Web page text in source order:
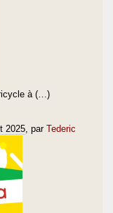
à (…)
2025 , par Tederic